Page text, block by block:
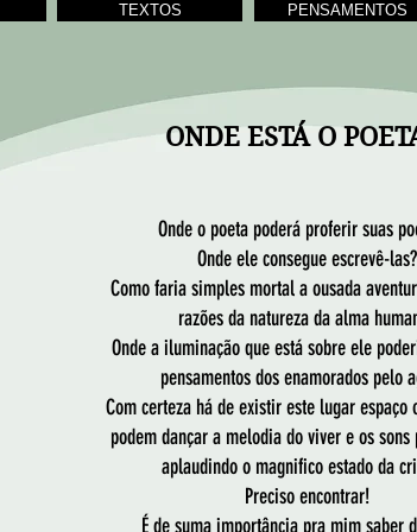
TEXTOS PENSAMENTOS
ONDE ESTÁ O
Onde o poeta poderá proferir suas
Onde ele consegue escrevê-las?
Como faria simples mortal a ousada
razões da natureza da alma
Onde a iluminação que está sobre ele
pensamentos dos enamorados pelo
Com certeza há de existir este lugar espaço
podem dançar a melodia do viver e os
aplaudindo o magnifico estado da
Preciso encontrar!
É de suma importância pra mim saber